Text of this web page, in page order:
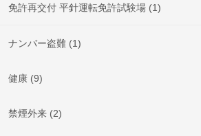
免許再交付 平針運転免許試験場 (1)
ナンバー盗難 (1)
健康 (9)
禁煙外来 (2)